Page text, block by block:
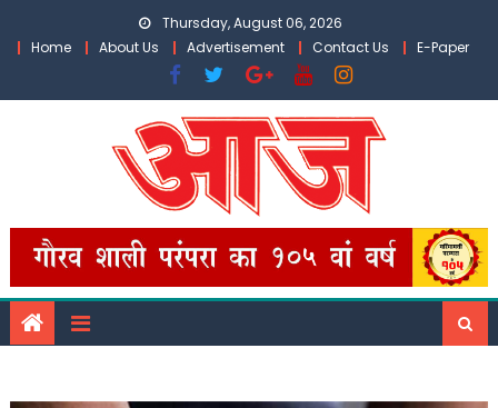
Thursday, August 06, 2026
Home
About Us Advertisement Contact Us E-Paper